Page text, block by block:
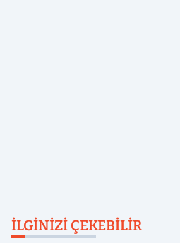
İLGINIZI ÇEKEBILIR